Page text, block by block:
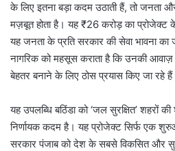
के लिए इतना बड़ा कदम उठाती हैं, तो जनता
मज़बूत होता है। यह ₹26 करोड़ का प्रोजेक्ट
यह जनता के प्रति सरकार की सेवा भावना का
नागरिक को महसूस कराता है कि उनकी
बेहतर बनाने के लिए ठोस प्रयास किए जा रहे
यह उपलब्धि बठिंडा को ‘जल सुरक्षित’ शहरों
निर्णायक कदम है। यह प्रोजेक्ट सिर्फ एक
सरकार पंजाब को देश के सबसे विकसित और